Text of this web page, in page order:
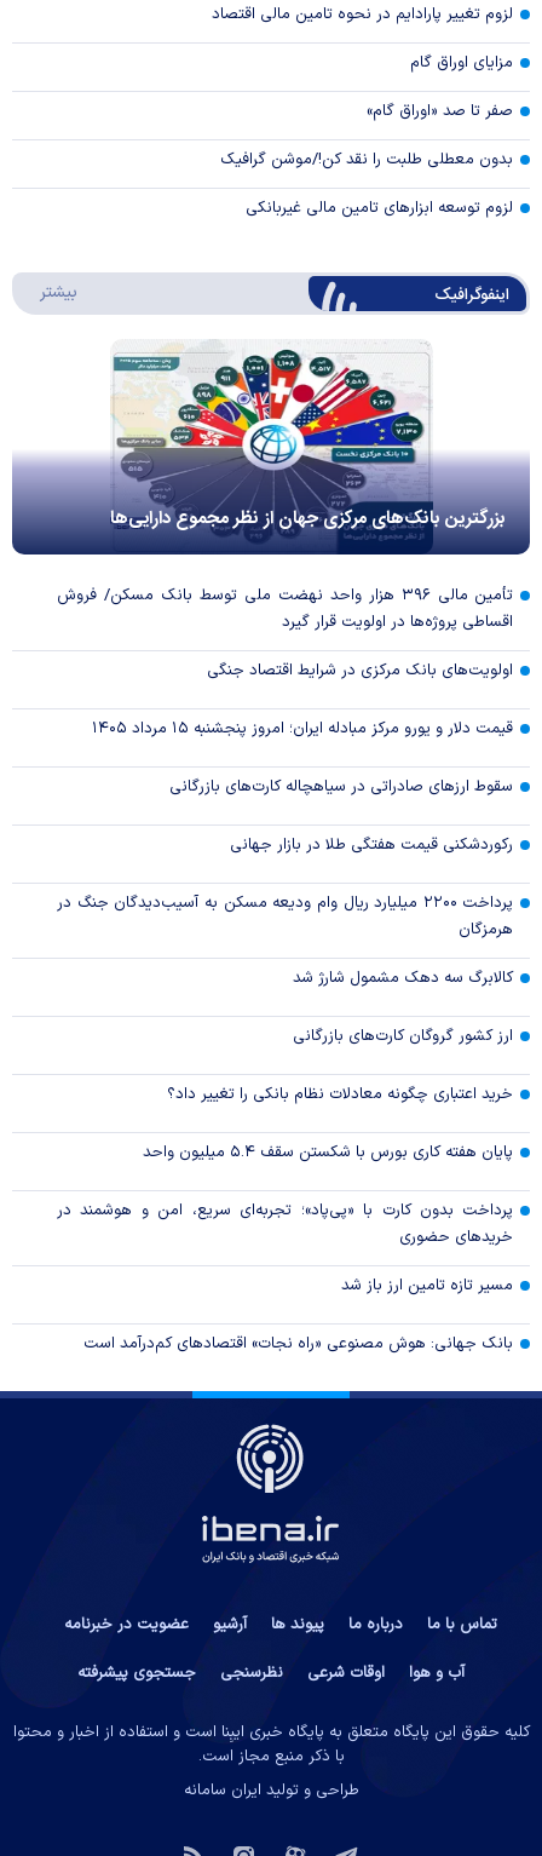
لزوم تغییر پارادایم در نحوه تامین مالی اقتصاد
مزایای اوراق گام
صفر تا صد «اوراق گام»
بدون معطلی طلبت را نقد کن!/موشن گرافیک
لزوم توسعه ابزارهای تامین مالی غیربانکی
اینفوگرافیک بیشتر
بزرگترین بانک‌های مرکزی جهان از نظر مجموع دارایی‌ها
تأمین مالی ۳۹۶ هزار واحد نهضت ملی توسط بانک مسکن/ فروش
اقساطی پروژه‌ها در اولویت قرار گیرد
اولویت‌های بانک مرکزی در شرایط اقتصاد جنگی
قیمت دلار و یورو مرکز مبادله ایران؛ امروز پنجشنبه ۱۵ مرداد ۱۴۰۵
سقوط ارزهای صادراتی در سیاهچاله کارت‌های بازرگانی
رکوردشکنی قیمت هفتگی طلا در بازار‌ جهانی
پرداخت ۲۲۰۰ میلیارد ریال وام ودیعه مسکن به آسیب‌دیدگان جنگ در
هرمزگان
کالابرگ سه دهک مشمول شارژ شد
ارز کشور گروگان کارت‌های بازرگانی
خرید اعتباری چگونه معادلات نظام بانکی را تغییر داد؟
پایان هفته کاری بورس با شکستن سقف ۵.۴ میلیون واحد
پرداخت بدون کارت با «پی‌پاد»؛ تجربه‌ای سریع، امن و هوشمند در
خریدهای حضوری
مسیر تازه تامین ارز باز شد
بانک جهانی: هوش مصنوعی «راه نجات» اقتصادهای کم‌درآمد است
تماس با ما درباره ما پیوند ها آرشیو
عضویت در خبرنامه
آب و هوا
اوقات شرعی نظرسنجی جستجوی پیشرفته
کلیه حقوق این پایگاه متعلق به پایگاه خبری ایبِنا است و استفاده از اخبار و محتوا
با ذکر منبع مجاز است.
طراحی و تولید ایران سامانه